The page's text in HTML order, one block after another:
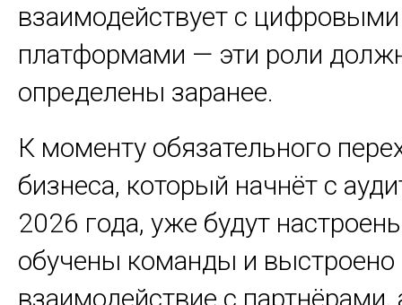
взаимодействует с цифровыми
платформами — эти роли
определены заранее.
К моменту обязательного
бизнеса, который начнёт с
2026 года, уже будут
обучены команды и выстроено
взаимодействие с партнёрами,